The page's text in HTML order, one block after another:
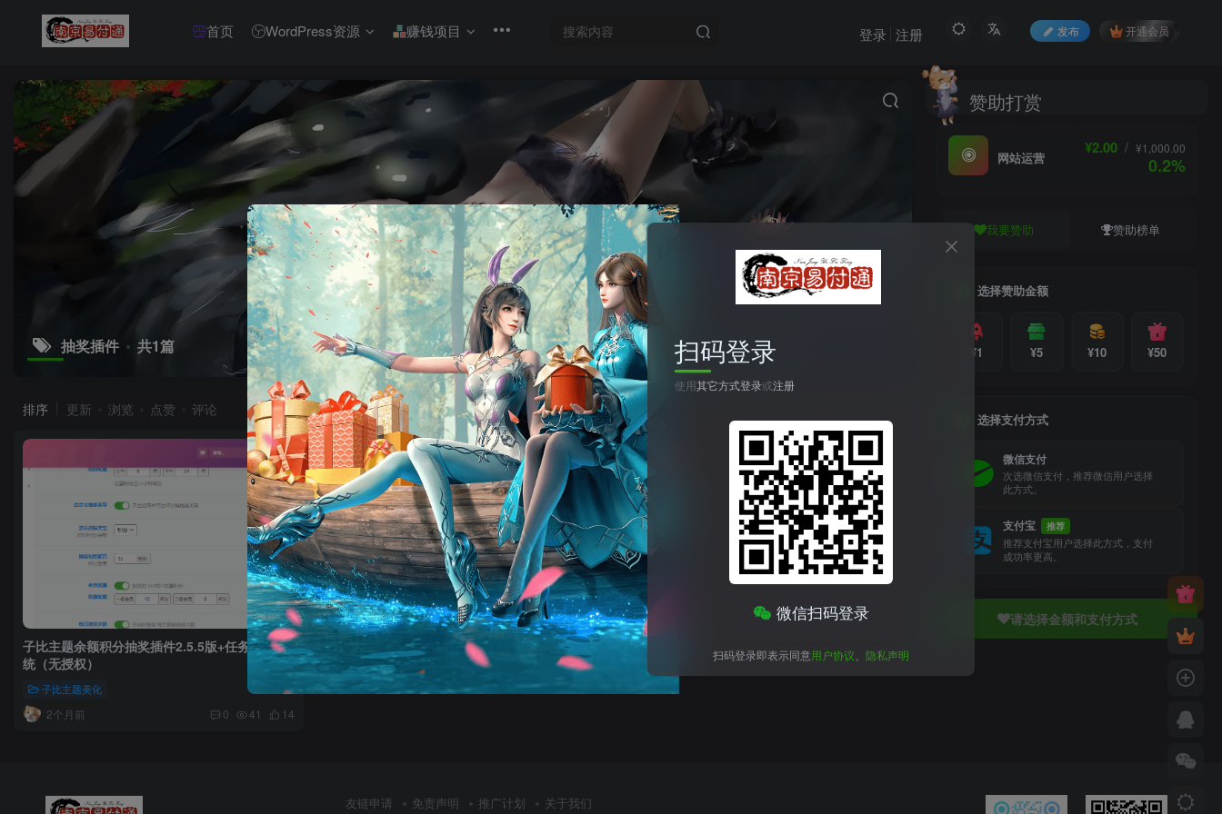
首页 WordPress资源 赚钱项目 发布 开通会员
登录 注册
抽奖插件 共1篇
排序 更新 浏览 点赞 评论
子比主题余额积分抽奖插件2.5.5版+任务签到系
统（无授权）
子比主题美化
2个月前 0 41 14
赞助打赏
网站运营
¥2.00 / ¥1,000.00
0.2%
我要赞助 赞助榜单
选择赞助金额
¥1 ¥5 ¥10 ¥50
选择支付方式
微信支付
次选微信支付，推荐微信用户选择
此方式。
支付宝 推荐
推荐支付宝用户选择此方式，支付
成功率更高。
请选择金额和支付方式
友链申请 免责声明 推广计划 关于我们
扫码登录
使用其它方式登录或注册
微信扫码登录
扫码登录即表示同意用户协议 隐私声明